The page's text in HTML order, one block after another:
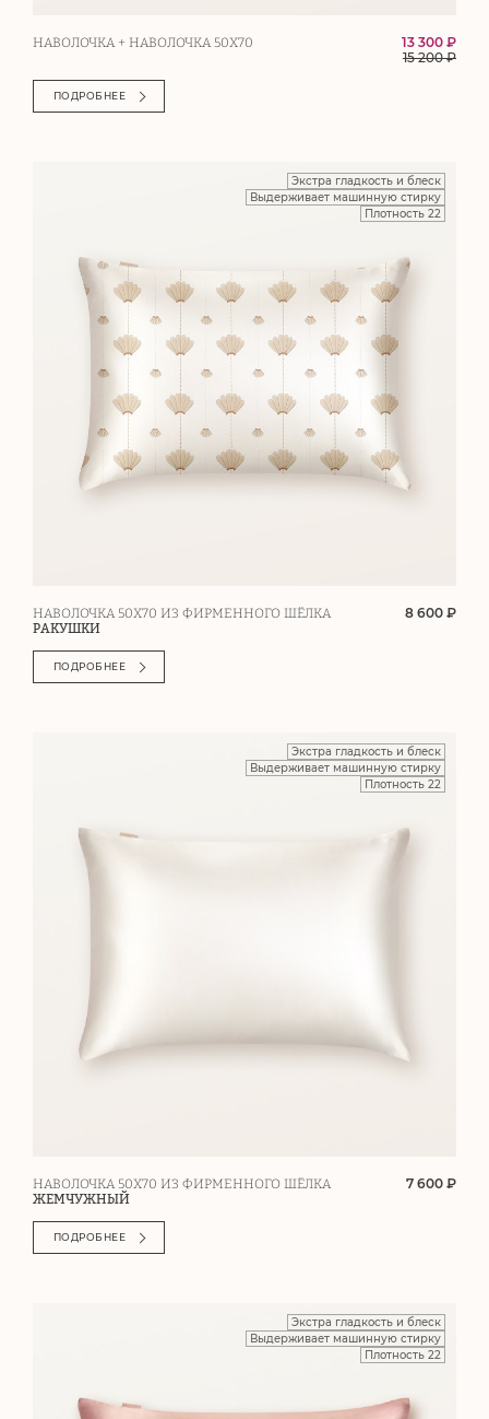
НАВОЛОЧКА + НАВОЛОЧКА 50Х70
13 300 ₽
15 200₽
ПОДРОБНЕЕ
Экстра гладкость и блеск
Выдерживает машинную стирку
Плотность 22
НАВОЛОЧКА 50Х70 ИЗ ФИРМЕННОГО ШЁЛКА
РАКУШКИ
8 600 ₽
ПОДРОБНЕЕ
Экстра гладкость и блеск
Выдерживает машинную стирку
Плотность 22
НАВОЛОЧКА 50Х70 ИЗ ФИРМЕННОГО ШЁЛКА
ЖЕМЧУЖНЫЙ
7 600 ₽
ПОДРОБНЕЕ
Экстра гладкость и блеск
Выдерживает машинную стирку
Плотность 22